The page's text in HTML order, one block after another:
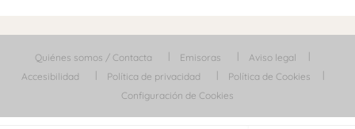
Quiénes somos / Contacta Emisoras
Aviso legal
Accesibilidad
Política de privacidad
Política de Cookies
Configuración de Cookies